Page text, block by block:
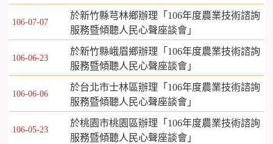
106-07-07
於新竹縣芎林鄉辦理「106年度農業技術諮詢
服務暨傾聽人民心聲座談會」
106-06-23
於新竹縣峨眉鄉辦理「106年度農業技術諮詢
服務暨傾聽人民心聲座談會」
106-06-06
於台北市士林區辦理「106年度農業技術諮詢
服務暨傾聽人民心聲座談會」
106-05-23
於桃園市桃園區辦理「106年度農業技術諮詢
服務暨傾聽人民心聲座談會」